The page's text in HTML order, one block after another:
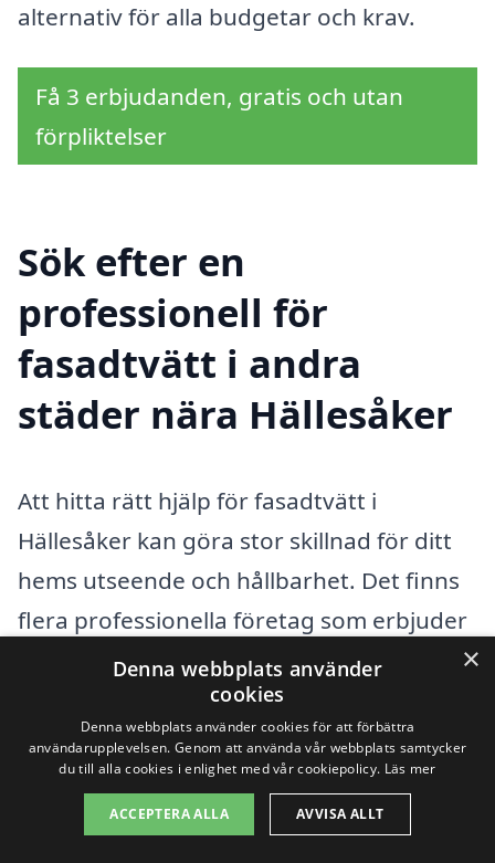
alternativ för alla budgetar och krav.
Få 3 erbjudanden, gratis och utan
förpliktelser
Sök efter en
professionell för
fasadtvätt i andra
städer nära Hällesåker
Att hitta rätt hjälp för fasadtvätt i
Hällesåker kan göra stor skillnad för ditt
hems utseende och hållbarhet. Det finns
flera professionella företag som erbjuder
fasadtvätt i området, och det kan vara
värt att överväga tjänster från
omkringliggande städer för att få det
mest konkurrenskraftiga erbjudandet.
Genom att jämföra olika alternativ kan du
×
Denna webbplats använder
cookies
Denna webbplats använder cookies för att förbättra
användarupplevelsen. Genom att använda vår webbplats samtycker
du till alla cookies i enlighet med vår cookiepolicy. Läs mer
ACCEPTERA ALLA AVVISA ALLT